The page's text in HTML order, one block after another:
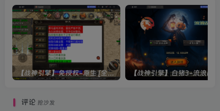
【战神引擎】免授权-原生 [全屏自动拾取] 插件 + 配置教程（更新修复版，具体自测）
评论 抢沙发